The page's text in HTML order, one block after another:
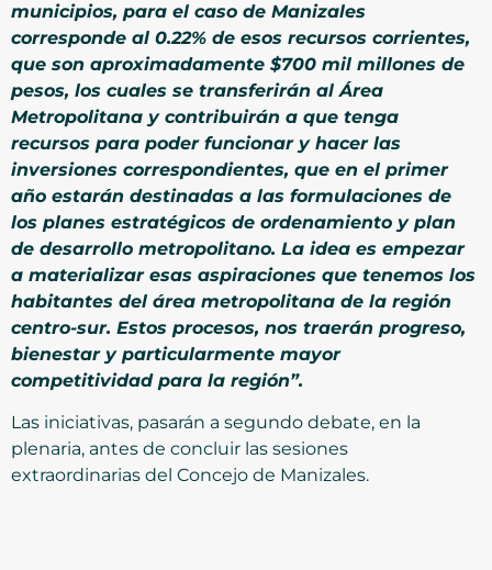
municipios, para el caso de Manizales
corresponde al 0.22% de esos recursos corrientes,
que son aproximadamente $700 mil millones de
pesos, los cuales se transferirán al Área
Metropolitana y contribuirán a que tenga
recursos para poder funcionar y hacer las
inversiones correspondientes, que en el primer
año estarán destinadas a las formulaciones de
los planes estratégicos de ordenamiento y plan
de desarrollo metropolitano. La idea es empezar
a materializar esas aspiraciones que tenemos los
habitantes del área metropolitana de la región
centro-sur. Estos procesos, nos traerán progreso,
bienestar y particularmente mayor
competitividad para la región”.
Las iniciativas, pasarán a segundo debate, en la
plenaria, antes de concluir las sesiones
extraordinarias del Concejo de Manizales.